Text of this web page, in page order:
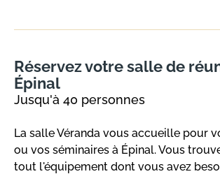
Réservez votre salle de
Épinal
Jusqu'à 40 personnes
La salle Véranda vous accueille pour
ou vos séminaires à Épinal. Vous
tout l'équipement dont vous avez